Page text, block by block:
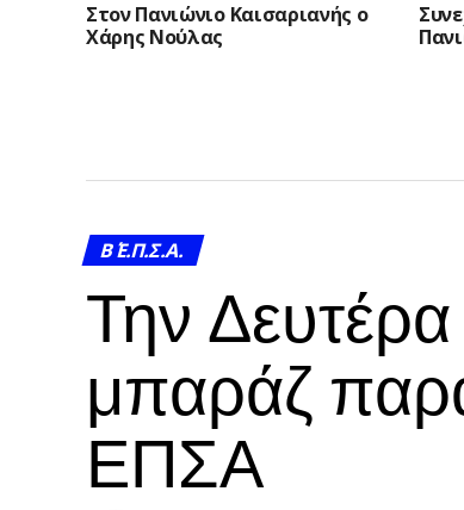
Στον Πανιώνιο Καισαριανής ο
Χάρης Νούλας
Β΄ Ε.Π.Σ.Α.
Την
μπαράζ
ΕΠΣΑ